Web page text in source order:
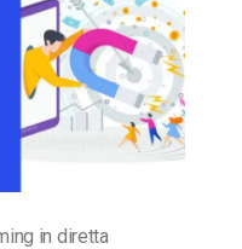
in diretta